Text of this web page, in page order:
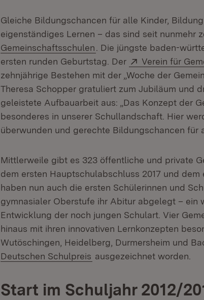
Gleiche Bildungschancen für alle Kinder,
eigenständiges Lernen – das sind seit nunmehr
Gemeinschaftsschulen (Öffnet in neuem Fenster)
. Die jüngste baden-
ersten runden Geburtstag. Der
Extern:
Verein für
zehnjährige Bestehen mit der „Woche der
Theresa Schopper gratuliert zum Jubiläum und
geleistete Aufbauarbeit aus: „Das Konzept der
besonderes in unserer Schullandschaft. Hier
überwunden und gerechte Bildungschancen für
Mittlerweile gibt es 323 öffentliche und private
dem ersten Hauptschulabschluss 2017 und
haben nun auch die ersten Schülerinnen und
gymnasialer Oberstufe ihr Abitur abgelegt – ein
Entwicklung der noch jungen Schulart. Vier
hinaus mit ihren innovativen Lernkonzepten
Wutöschingen, Heidelberg, Durmersheim und
Deutschen Schulpreis (Öffnet in neuem Fenster)
ausgezeichnet worden.
Start im Schuljahr 2012/